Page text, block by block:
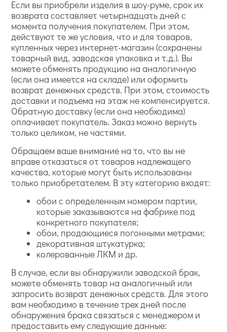
Если вы приобрели изделия в шоу-руме, срок их
возврата составляет четырнадцать дней с
момента получения покупателем. При этом,
действуют те же условия, что и для товаров,
купленных через интернет-магазин (сохранены
товарный вид, заводская упаковка и т.д.). Вы
можете обменять продукцию на аналогичную
(если она имеется на складе) или оформить
возврат денежных средств. При этом, стоимость
доставки и подъема на этаж не компенсируется.
Обратную доставку (если она необходима)
оплачивает покупатель. Заказ можно вернуть
только целиком, не частями.
Обращаем ваше внимание на то, что вы не
вправе отказаться от товаров надлежащего
качества, которые могут быть использованы
только приобретателем. В эту категорию входят:
обои с определенным номером партии,
которые заказываются на фабрике под
конкретного покупателя;
обои, продающиеся погонными метрами;
декоративная штукатурка;
колерованные ЛКМ и др.
В случае, если вы обнаружили заводской брак,
можете обменять товар на аналогичный или
запросить возврат денежных средств. Для этого
вам необходимо в течение трех дней после
обнаружения брака связаться с менеджером и
предоставить ему следующие данные: